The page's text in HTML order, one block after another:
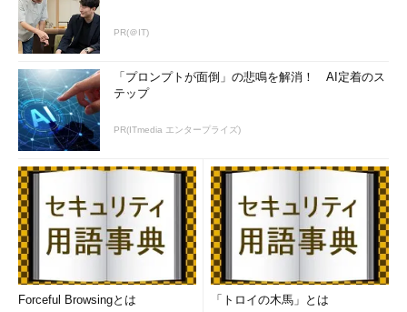
PR(＠IT)
「プロンプトが面倒」の悲鳴を解消！ AI定着のス
テップ
PR(ITmedia エンタープライズ)
Forceful Browsingとは 「トロイの木馬」とは